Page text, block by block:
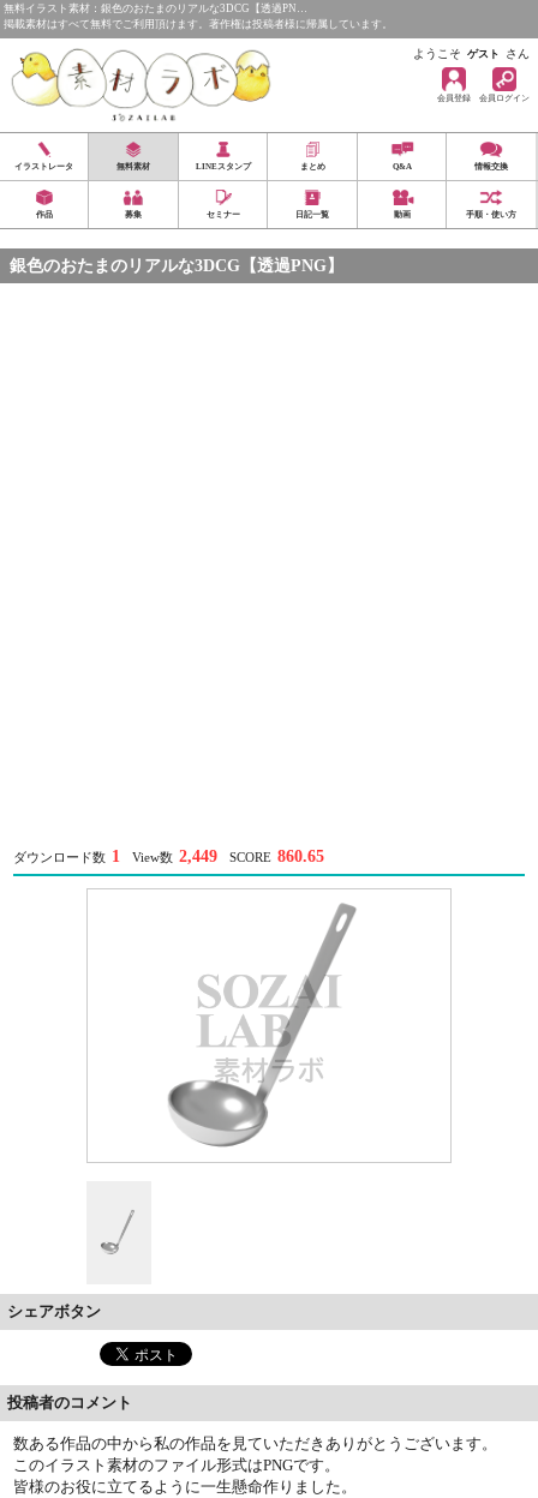
無料イラスト素材：銀色のおたまのリアルな3DCG【透過PN…
掲載素材はすべて無料でご利用頂けます。著作権は投稿者様に帰属しています。
ようこそ ゲスト さん
会員登録 会員ログイン
イラストレータ 無料素材 LINEスタンプ まとめ Q&A 情報交換
作品 募集 セミナー 日記一覧 動画 手順・使い方
銀色のおたまのリアルな3DCG【透過PNG】
ダウンロード数 1 View数 2,449 SCORE 860.65
シェアボタン
投稿者のコメント
数ある作品の中から私の作品を見ていただきありがとうございます。
このイラスト素材のファイル形式はPNGです。
皆様のお役に立てるように一生懸命作りました。